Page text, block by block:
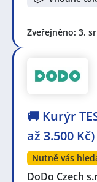
Zveřejněno: 3.
🚚 Kurýr
až 3.500
Nutně vás
DoDo Czech